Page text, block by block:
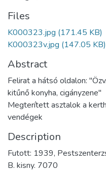
Files
K000323.jpg (171.45 KB)
K000323v.jpg (147.05 KB)
Abstract
Felirat a hátsó oldalon:
kitűnő konyha, cigányzene"
Megterített asztalok a
vendégek
Description
Futott: 1939,
B. kisny. 7070